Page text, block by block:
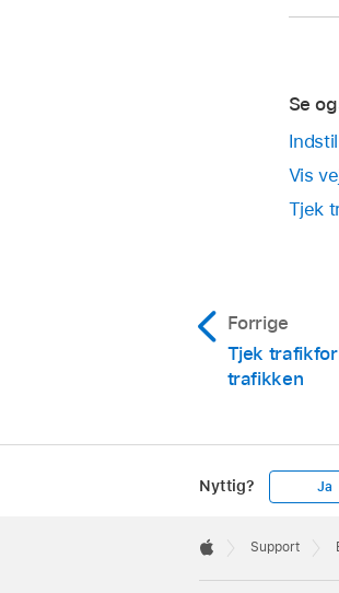
Se
Vis
Tjek
Forrige
Tjek
trafikken
Nyttig? Ja
Footer

Support